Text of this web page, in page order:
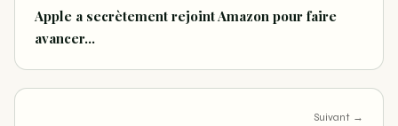
Apple a secrètement rejoint Amazon pour faire
avancer…
Suivant →